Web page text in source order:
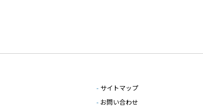
- サイトマップ
- お問い合わせ